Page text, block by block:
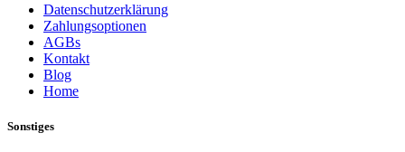
Datenschutzerklärung
Zahlungsoptionen
AGBs
Kontakt
Blog
Home
Sonstiges